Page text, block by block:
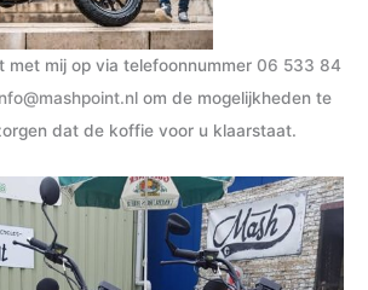
met mij op via telefoonnummer 06 533 84
om de mogelijkheden te
dat de koffie voor u klaarstaat.